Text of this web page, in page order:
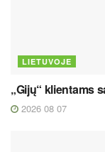
LIETUVOJE
„Gijų“ klientams
2026 08 07